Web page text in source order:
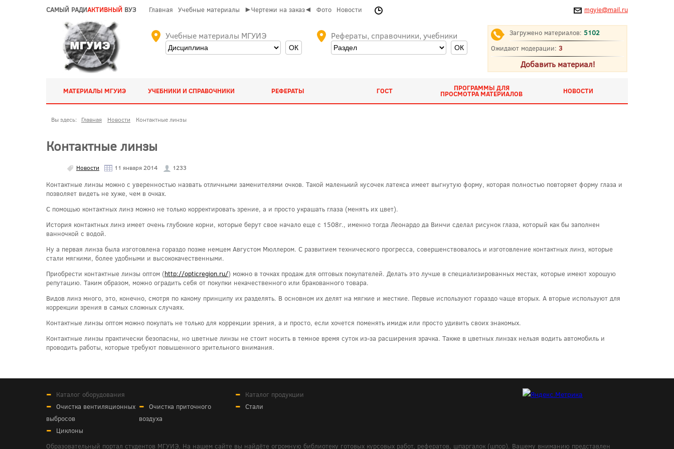
САМЫЙ РАДИАКТИВНЫЙ ВУЗ Главная Учебные материалы ►Чертежи на заказ◄ Фото Новости mgyie@mail.ru
Учебные материалы МГУИЭ Рефераты, справочники, учебники Загружено материалов: 5102
Ожидают модерации: 3
Добавить материал!
МАТЕРИАЛЫ МГУИЭ УЧЕБНИКИ И СПРАВОЧНИКИ РЕФЕРАТЫ ГОСТ ПРОГРАММЫ ДЛЯ
ПРОСМОТРА МАТЕРИАЛОВ НОВОСТИ
Вы здесь: Главная Новости Контактные линзы
Контактные линзы
Новости 11 января 2014 1233
Контактные линзы можно с уверенностью назвать отличными заменителями очков. Такой маленький кусочек латекса имеет выгнутую форму, которая полностью повторяет форму глаза и
позволяет видеть не хуже, чем в очках.
С помощью контактных линз можно не только корректировать зрение, а и просто украшать глаза (менять их цвет).
История контактных линз имеет очень глубокие корни, которые берут свое начало еще с 1508г., именно тогда Леонардо да Винчи сделал рисунок глаза, который как бы заполнен
ванночкой с водой.
Ну а первая линза была изготовлена гораздо позже немцем Августом Мюллером. С развитием технического прогресса, совершенствовалось и изготовление контактных линз, которые
стали мягкими, более удобными и высококачественными.
Приобрести контактные линзы оптом (http://opticregion.ru/) можно в точках продаж для оптовых покупателей. Делать это лучше в специализированных местах, которые имеют хорошую
репутацию. Таким образом, можно оградить себя от покупки некачественного или бракованного товара.
Видов линз много, это, конечно, смотря по какому принципу их разделять. В основном их делят на мягкие и жесткие. Первые используют гораздо чаще вторых. А вторые используют для
коррекции зрения в самых сложных случаях.
Контактные линзы оптом можно покупать не только для коррекции зрения, а и просто, если хочется поменять имидж или просто удивить своих знакомых.
Контактные линзы практически безопасны, но цветные линзы не стоит носить в темное время суток из-за расширения зрачка. Также в цветных линзах нельзя водить автомобиль и
проводить работы, которые требуют повышенного зрительного внимания.
Каталог оборудования
Очистка вентиляционных
выбросов
Очистка приточного
воздуха
Циклоны
Каталог продукции
Стали
Образовательный портал студентов МГУИЭ. На нашем сайте вы найдёте огромную библиотеку готовых курсовых работ, рефератов, шпаргалок (шпор). Вашему вниманию представлен